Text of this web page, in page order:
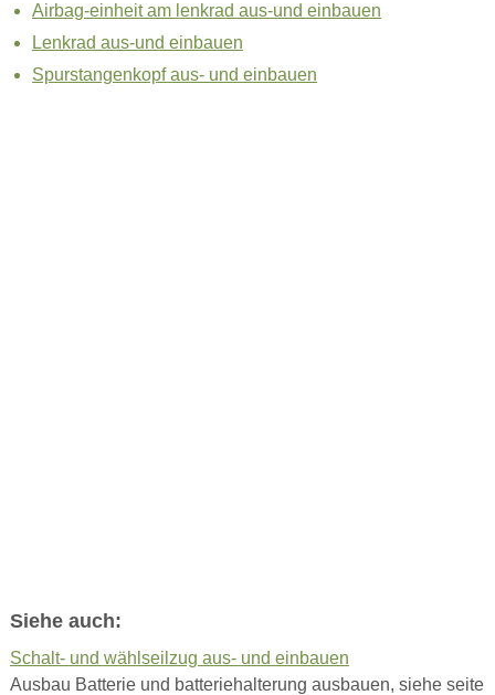
Airbag-einheit am lenkrad aus-und einbauen
Lenkrad aus-und einbauen
Spurstangenkopf aus- und einbauen
Siehe auch:
Schalt- und wählseilzug aus- und einbauen
Ausbau Batterie und batteriehalterung ausbauen, siehe seite